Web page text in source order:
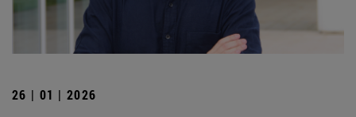
26 | 01 | 2026